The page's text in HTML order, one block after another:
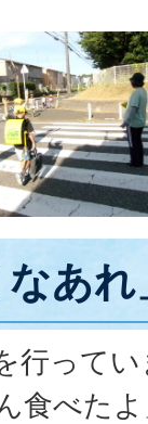
あれ
行って
食べた